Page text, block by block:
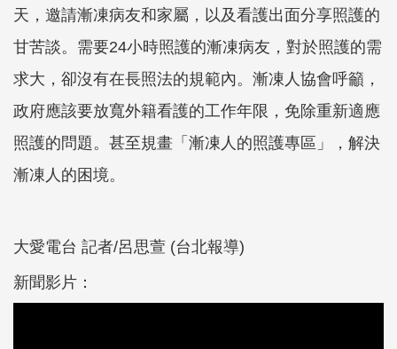
天，邀請漸凍病友和家屬，以及看護出面分享照護的
甘苦談。需要24小時照護的漸凍病友，對於照護的需
求大，卻沒有在長照法的規範內。漸凍人協會呼籲，
政府應該要放寬外籍看護的工作年限，免除重新適應
照護的問題。甚至規畫「漸凍人的照護專區」，解決
漸凍人的困境。
大愛電台 記者/呂思萱 (台北報導)
新聞影片：